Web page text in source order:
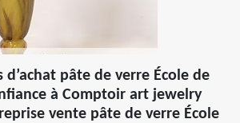
pâte de verre École de
à Comptoir art jewelry
vente pâte de verre École